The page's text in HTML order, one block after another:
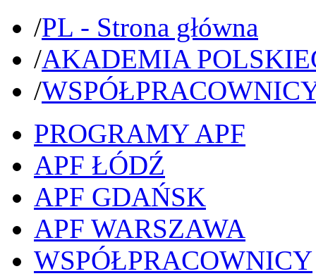
/PL - Strona główna
/AKADEMIA
/
PROGRAMY APF
APF ŁÓDŹ
APF GDAŃSK
APF WARSZAWA
WSPÓŁPRACOWNICY